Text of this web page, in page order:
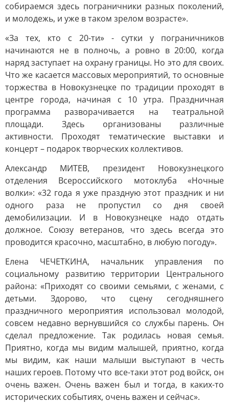
собираемся здесь пограничники разных поколений,
и молодежь, и уже в таком зрелом возрасте».
«За тех, кто с 20-ти» - сутки у пограничников
начинаются не в полночь, а ровно в 20:00, когда
наряд заступает на охрану границы. Но это для своих.
Что же касается массовых мероприятий, то основные
торжества в Новокузнецке по традиции проходят в
центре города, начиная с 10 утра. Праздничная
программа разворачивается на театральной
площади. Здесь организованы различные
активности. Проходят тематические выставки и
концерт – подарок творческих коллективов.
Александр МИТЕВ, президент Новокузнецкого
отделения Всероссийского мотоклуба «Ночные
волки»: «32 года я уже праздную этот праздник и ни
одного раза не пропустил со дня своей
демобилизации. И в Новокузнецке надо отдать
должное. Союзу ветеранов, что здесь всегда это
проводится красочно, масштабно, в любую погоду».
Елена ЧЕЧЕТКИНА, начальник управления по
социальному развитию территории Центрального
района: «Приходят со своими семьями, с женами, с
детьми. Здорово, что сцену сегодняшнего
праздничного мероприятия использовал молодой,
совсем недавно вернувшийся со службы парень. Он
сделал предложение. Так родилась новая семья.
Приятно, когда мы видим малышей, приятно, когда
мы видим, как наши малыши выступают в честь
наших героев. Потому что все-таки этот род войск, он
очень важен. Очень важен был и тогда, в каких-то
исторических событиях, очень важен и сейчас».